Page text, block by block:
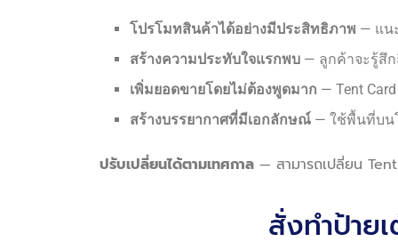
โปรโมทสินค้าได้อย่างมีประสิทธิภาพ — แน
สร้างความประทับใจแรกพบ — ลูกค้าจะรู้สึ
เพิ่มยอดขายโดยไม่ต้องพูดมาก — Tent
สร้างบรรยากาศที่มีเอกลักษณ์ — ใช้พื้นที่บน
ปรับเปลี่ยนได้ตามเทศกาล — สามารถเปลี่ยน
สั่งทำป้าย